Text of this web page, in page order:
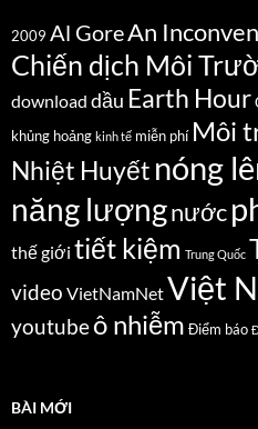
2009 Al GoreAn
Chiến dịch Môi
download dầu Earth Hour
khủng hoảng kinh tế miễn phí Môi
Nhiệt Huyết nóng
năng lượngnước
thế giới tiết kiệm Trung Quốc
video VietNamNetViệt
youtubeô nhiễm Điểm báo
BÀI MỚI